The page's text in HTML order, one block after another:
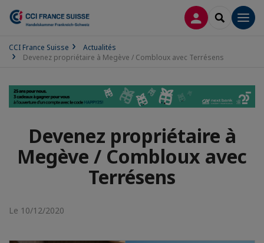
CONNEXION
CCI France Suisse
Actualités
Devenez propriétaire à Megève / Combloux avec Terrésens
Devenez propriétaire à
Megève / Combloux avec
Terrésens
Le 10/12/2020